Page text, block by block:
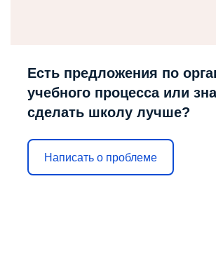
Есть предложения по
учебного процесса или
сделать школу лучше?
Написать о проблеме